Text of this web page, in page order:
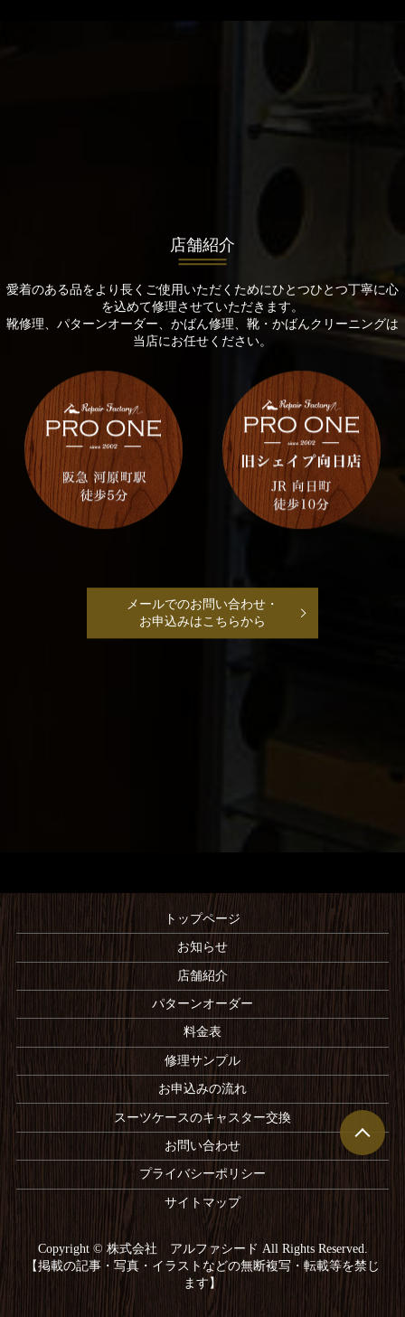
店舗紹介
愛着のある品をより長くご使用いただくためにひとつひとつ丁寧に心
を込めて修理させていただきます。
靴修理、パターンオーダー、かばん修理、靴・かばんクリーニングは
当店にお任せください。
メールでのお問い合わせ・
お申込みはこちらから
トップページ
お知らせ
店舗紹介
パターンオーダー
料金表
修理サンプル
お申込みの流れ
スーツケースのキャスター交換
お問い合わせ
プライバシーポリシー
サイトマップ
Copyright © 株式会社 アルファシード All Rights Reserved.
【掲載の記事・写真・イラストなどの無断複写・転載等を禁じ
ます】